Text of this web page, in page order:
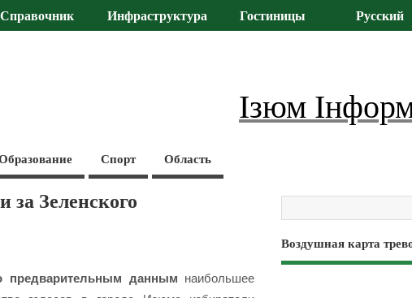
Справочник Инфраструктура Гостиницы Русский
Ізюм
Спорт Область
за Зеленского
предварительным данным наибольшее
Воздушная карта